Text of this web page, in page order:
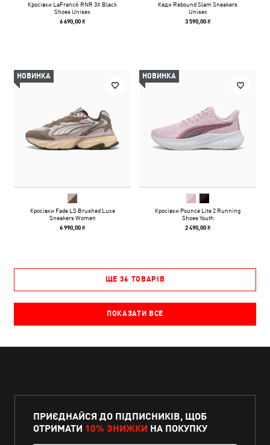
Кросівки LaFrancé RNR 3X Black
Shoes Unisex
6 690,00 ₴
Кеди Rebound Slam Sneakers
Unisex
3 590,00 ₴
НОВИНКА
Кросівки Fade LS Brushed Luxe
Sneakers Women
6 990,00 ₴
НОВИНКА
Кросівки Pounce Lite 2 Running
Shoes Youth
2 490,00 ₴
ЩЕ 36 ТОВАРІВ
ПОКАЗАТИ ВСЕ
ПРИЄДНАЙСЯ ДО ПІДПИСНИКІВ, ЩОБ
ОТРИМАТИ 10% ЗНИЖКИ НА ПОКУПКУ